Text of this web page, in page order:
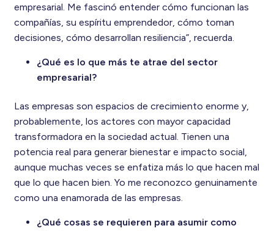
empresarial. Me fascinó entender cómo funcionan las
compañías, su espíritu emprendedor, cómo toman
decisiones, cómo desarrollan resiliencia”, recuerda.
¿Qué es lo que más te atrae del sector
empresarial?
Las empresas son espacios de crecimiento enorme y,
probablemente, los actores con mayor capacidad
transformadora en la sociedad actual. Tienen una
potencia real para generar bienestar e impacto social,
aunque muchas veces se enfatiza más lo que hacen mal
que lo que hacen bien. Yo me reconozco genuinamente
como una enamorada de las empresas.
¿Qué cosas se requieren para asumir como